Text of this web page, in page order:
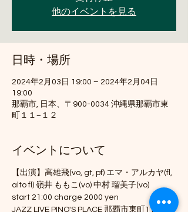
他のイベントを見る
日時・場所
2024年2月03日 19:00 – 2024年2月04日
19:00
那覇市, 日本、〒900-0034 沖縄県那覇市東
町１１−１２
イベントについて
【出演】高雄飛(vo, gt, pf) エマ・アルカヤ(fl,
alto fl) 嶺井 ももこ(vo) 中村 瑠美子(vo)
start 21:00 charge 2000 yen
JAZZ LIVE PINO'S PLACE 那覇市東町11-12